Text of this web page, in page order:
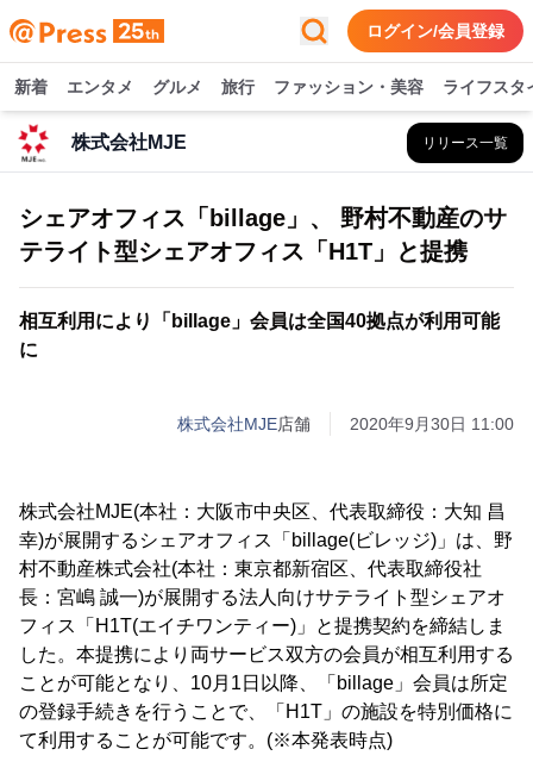
ログイン/会員登録
新着 エンタメ グルメ 旅行 ファッション・美容 ライフスタ
株式会社MJE リリース一覧
シェアオフィス「billage」、 野村不動産のサ
テライト型シェアオフィス「H1T」と提携
相互利用により「billage」会員は全国40拠点が利用可能
に
株式会社MJE店舗 2020年9月30日 11:00
株式会社MJE(本社：大阪市中央区、代表取締役：大知 昌
幸)が展開するシェアオフィス「billage(ビレッジ)」は、野
村不動産株式会社(本社：東京都新宿区、代表取締役社
長：宮嶋 誠一)が展開する法人向けサテライト型シェアオ
フィス「H1T(エイチワンティー)」と提携契約を締結しま
した。本提携により両サービス双方の会員が相互利用する
ことが可能となり、10月1日以降、「billage」会員は所定
の登録手続きを行うことで、「H1T」の施設を特別価格に
て利用することが可能です。(※本発表時点)